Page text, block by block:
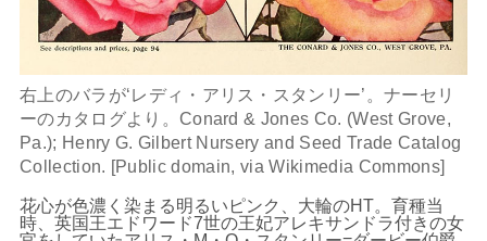
右上のバラが‘レディ・アリス・スタンリー’。ナーセリ
ーのカタログより。Conard & Jones Co. (West Grove,
Pa.); Henry G. Gilbert Nursery and Seed Trade Catalog
Collection. [Public domain, via Wikimedia Commons]
花心が色濃く染まる明るいピンク、大輪のHT。育種当
時、英国王エドワード7世の王妃アレキサンドラ付きの女